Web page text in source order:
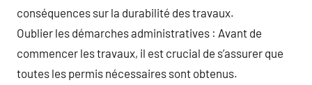
conséquences sur la durabilité des travaux.
Oublier les démarches administratives : Avant de
commencer les travaux, il est crucial de s’assurer que
toutes les permis nécessaires sont obtenus.